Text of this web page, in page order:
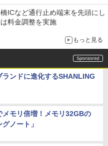
ICなど通行止め端末を先頭にし
料金調整を実施
もっと見る
ランドに進化するSHANLING
メモリ倍増！メモリ32GBの
ノート」